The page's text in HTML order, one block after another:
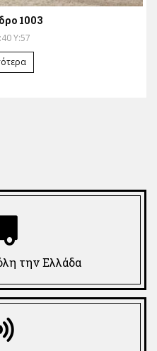
1003
Υ:57
την Ελλάδα